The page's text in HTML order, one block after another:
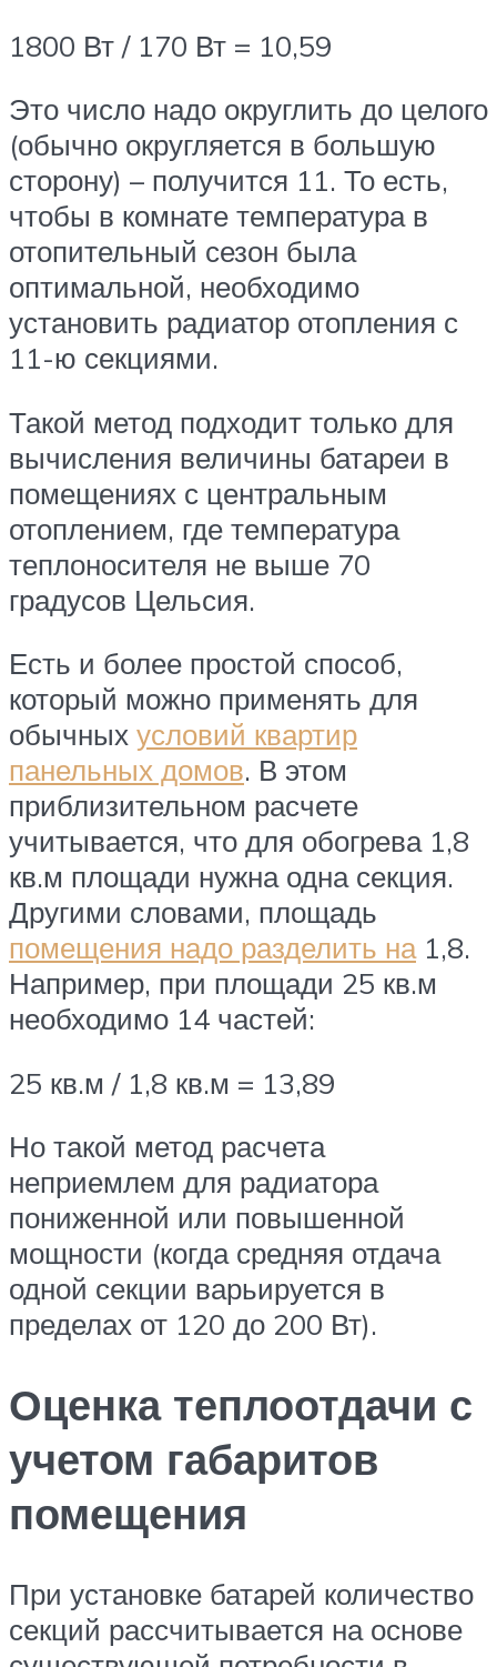
1800 Вт / 170 Вт = 10,59
Это число надо округлить до целого
(обычно округляется в большую
сторону) – получится 11. То есть,
чтобы в комнате температура в
отопительный сезон была
оптимальной, необходимо
установить радиатор отопления с
11-ю секциями.
Такой метод подходит только для
вычисления величины батареи в
помещениях с центральным
отоплением, где температура
теплоносителя не выше 70
градусов Цельсия.
Есть и более простой способ,
который можно применять для
обычных условий квартир
панельных домов. В этом
приблизительном расчете
учитывается, что для обогрева 1,8
кв.м площади нужна одна секция.
Другими словами, площадь
помещения надо разделить на1,8.
Например, при площади 25 кв.м
необходимо 14 частей:
25 кв.м / 1,8 кв.м = 13,89
Но такой метод расчета
неприемлем для радиатора
пониженной или повышенной
мощности (когда средняя отдача
одной секции варьируется в
пределах от 120 до 200 Вт).
Оценка теплоотдачи с
учетом габаритов
помещения
При установке батарей количество
секций рассчитывается на основе